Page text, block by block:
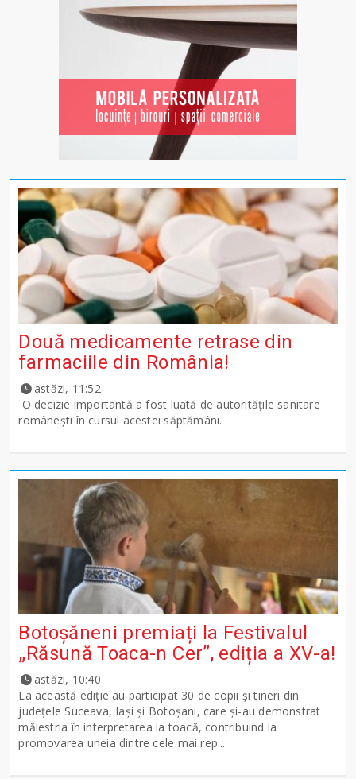
Două medicamente retrase din
farmaciile din România!
astăzi, 11:52
O decizie importantă a fost luată de autoritățile sanitare
românești în cursul acestei săptămâni.
Botoșăneni premiați la Festivalul
„Răsună Toaca-n Cer”, ediția a XV-a!
astăzi, 10:40
La această ediție au participat 30 de copii și tineri din
județele Suceava, Iași și Botoșani, care și-au demonstrat
măiestria în interpretarea la toacă, contribuind la
promovarea uneia dintre cele mai rep...